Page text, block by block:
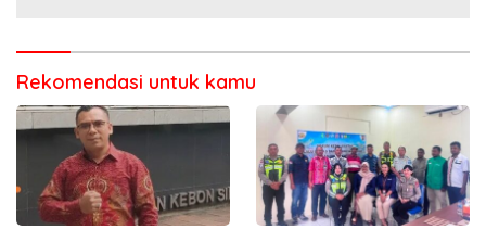
Rekomendasi untuk kamu